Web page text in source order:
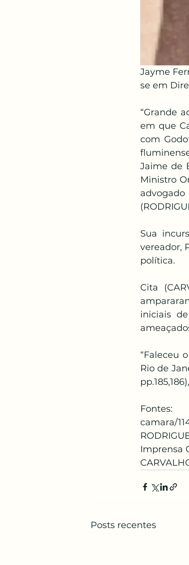
Jayme
se em
“Grande
em que
com
Jaime de
Ministro
Sua
vereador,
política.
Cita
iniciais
“Faleceu
Rio de
pp.185,186),
camara/
Imprensa
Posts recentes